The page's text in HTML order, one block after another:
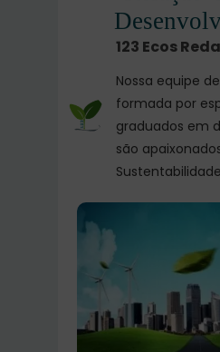
123 Ecos
Nossa equipe
formada por
graduados em
são
Sustentabilidade